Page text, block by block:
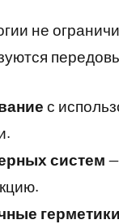
не
с
систем